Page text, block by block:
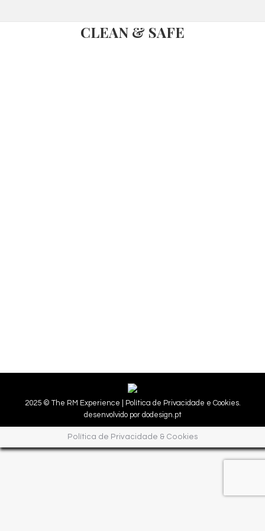
CLEAN & SAFE
2025 © The RM Experience |
Política de Privacidade e Cookies.
desenvolvido por dodesign.pt
Política de Privacidade & Cookies